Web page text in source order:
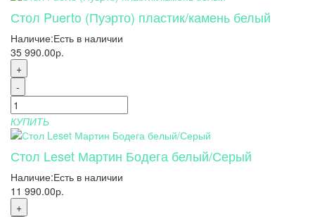
Стол Puerto (Пуэрто) пластик/камень белый
Наличие:Есть в наличии
35 990.00р.
+
-
КУПИТЬ
Стол Leset Мартин Бодега белый/Серый
Наличие:Есть в наличии
11 990.00р.
+